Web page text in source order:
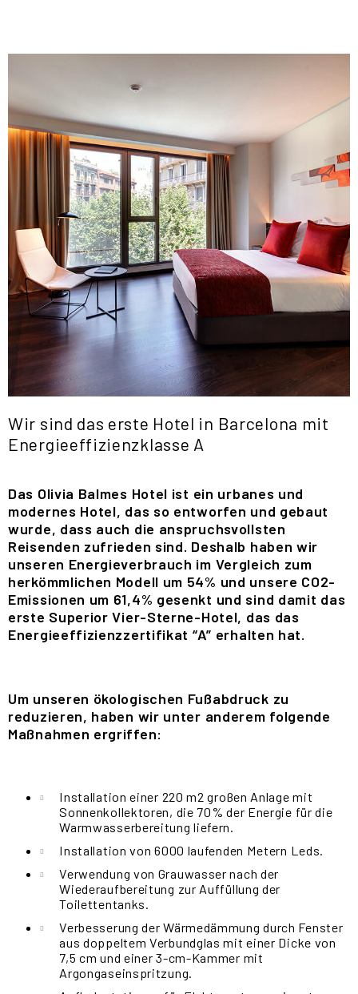
Wir sind das erste Hotel in Barcelona mit
Energieeffizienzklasse A
Das Olivia Balmes Hotel ist ein urbanes und
modernes Hotel, das so entworfen und gebaut
wurde, dass auch die anspruchsvollsten
Reisenden zufrieden sind. Deshalb haben wir
unseren Energieverbrauch im Vergleich zum
herkömmlichen Modell um 54% und unsere CO2-
Emissionen um 61,4% gesenkt und sind damit das
erste Superior Vier-Sterne-Hotel, das das
Energieeffizienzzertifikat “A” erhalten hat.
Um unseren ökologischen Fußabdruck zu
reduzieren, haben wir unter anderem folgende
Maßnahmen ergriffen:
Installation einer 220 m2 großen Anlage mit
Sonnenkollektoren, die 70% der Energie für die
Warmwasserbereitung liefern.
Installation von 6000 laufenden Metern Leds.
Verwendung von Grauwasser nach der
Wiederaufbereitung zur Auffüllung der
Toilettentanks.
Verbesserung der Wärmedämmung durch Fenster
aus doppeltem Verbundglas mit einer Dicke von
7,5 cm und einer 3-cm-Kammer mit
Argongaseinspritzung.